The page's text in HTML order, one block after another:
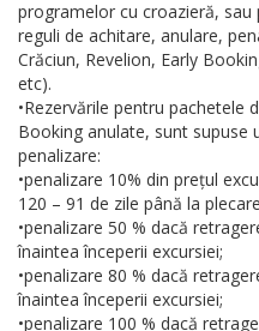
programelor cu croazieră,
reguli de achitare, anulare,
Crăciun, Revelion, Early
etc).
•Rezervările pentru pachetele
Booking anulate, sunt supuse
penalizare:
•penalizare 10% din prețul
120 – 91 de zile până la
•penalizare 50 % dacă
înaintea începerii excursiei;
•penalizare 80 % dacă
înaintea începerii excursiei;
•penalizare 100 % dacă